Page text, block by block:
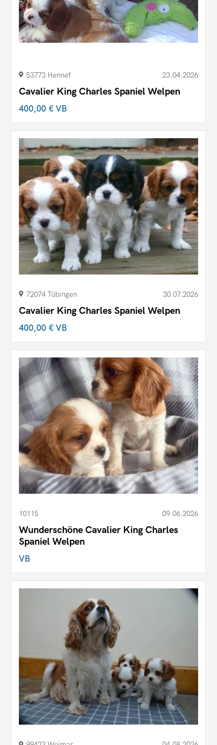
53773 Hennef 23.04.2026
Cavalier King Charles Spaniel Welpen
400,00 €VB
72074 Tübingen 30.07.2026
Cavalier King Charles Spaniel Welpen
400,00 €VB
10115 09.06.2026
Wunderschöne Cavalier King Charles
Spaniel Welpen
VB